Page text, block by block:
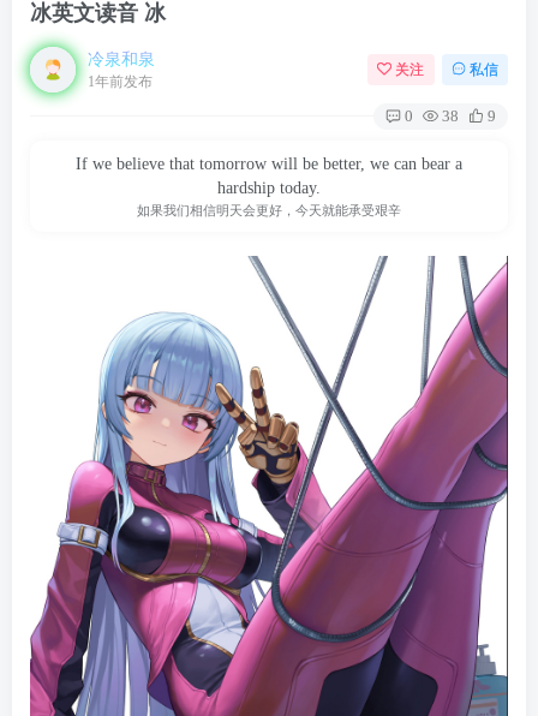
冰英文读音 冰
冷泉和泉
1年前发布
关注 私信
0 38 9
If we believe that tomorrow will be better, we can bear a
hardship today.
如果我们相信明天会更好，今天就能承受艰辛